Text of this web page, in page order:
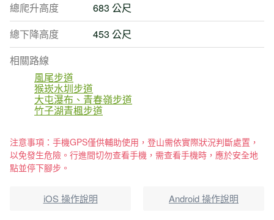
總爬升高度
683 公尺
總下降高度
453 公尺
相關路線
風尾步道
猴崁水圳步道
大屯瀑布、青春嶺步道
竹子湖青楓步道
注意事項：手機GPS僅供輔助使用，登山需依實際狀況判斷處置，
以免發生危險。行進間切勿查看手機，需查看手機時，應於安全地
點並停下腳步。
iOS 操作說明 Android 操作說明